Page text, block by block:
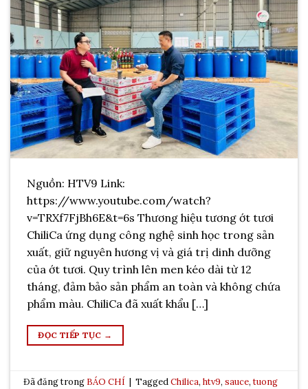
Nguồn: HTV9 Link:
https://www.youtube.com/watch?
v=TRXf7FjBh6E&t=6s Thương hiệu tương ớt tươi
ChiliCa ứng dụng công nghệ sinh học trong sản
xuất, giữ nguyên hương vị và giá trị dinh dưỡng
của ớt tươi. Quy trình lên men kéo dài từ 12
tháng, đảm bảo sản phẩm an toàn và không chứa
phẩm màu. ChiliCa đã xuất khẩu […]
ĐỌC TIẾP TỤC →
Đã đăng trong BÁO CHÍ | TaggedChilica,htv9,sauce,tuong